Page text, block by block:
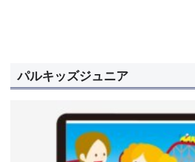
パルキッズジュニア